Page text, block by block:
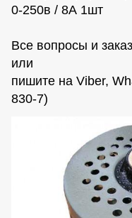
0-250в / 8А 1шт
Все вопросы и
или
пишите на Viber,
830-7)